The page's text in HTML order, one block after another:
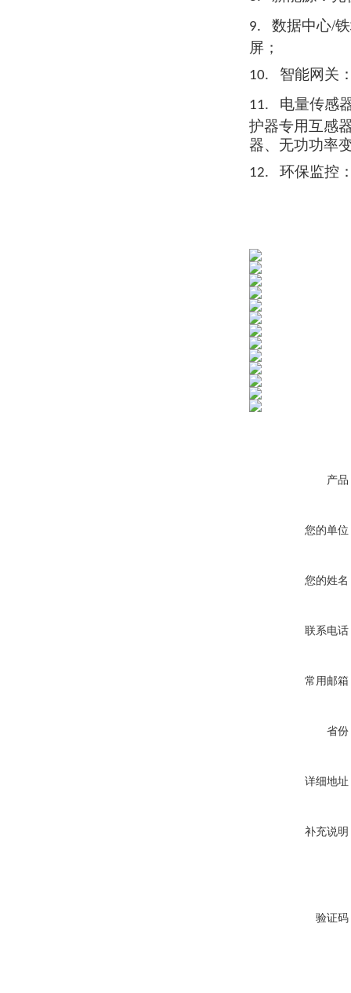
9.
数据中心/
屏；
10. 智能网关
11.
电量传感
护器专用互感
器、无功功率
12. 环保监控
产品
您的单位
您的姓名
联系电话
常用邮箱
省份
详细地址
补充说明
验证码